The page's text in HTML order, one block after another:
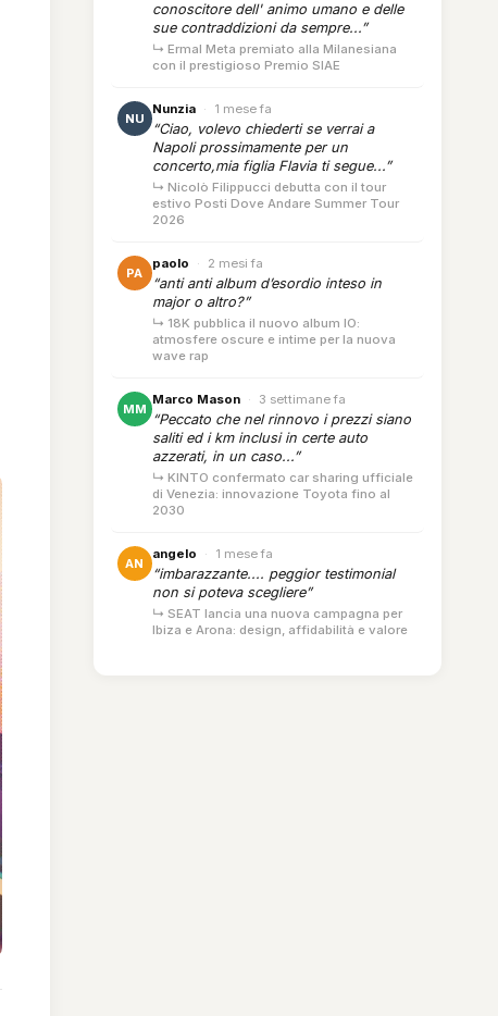
conoscitore dell' animo umano e delle
sue contraddizioni da sempre...”
↳ Ermal Meta premiato alla Milanesiana
con il prestigioso Premio SIAE
NU
Nunzia · 1 mese fa
“Ciao, volevo chiederti se verrai a
Napoli prossimamente per un
concerto,mia figlia Flavia ti segue...”
↳ Nicolò Filippucci debutta con il tour
estivo Posti Dove Andare Summer Tour
2026
PA
paolo · 2 mesi fa
“anti anti album d’esordio inteso in
major o altro?”
↳ 18K pubblica il nuovo album IO:
atmosfere oscure e intime per la nuova
wave rap
MM
Marco Mason · 3 settimane fa
“Peccato che nel rinnovo i prezzi siano
saliti ed i km inclusi in certe auto
azzerati, in un caso...”
↳ KINTO confermato car sharing ufficiale
di Venezia: innovazione Toyota fino al
2030
AN
angelo · 1 mese fa
“imbarazzante.... peggior testimonial
non si poteva scegliere”
↳ SEAT lancia una nuova campagna per
Ibiza e Arona: design, affidabilità e valore